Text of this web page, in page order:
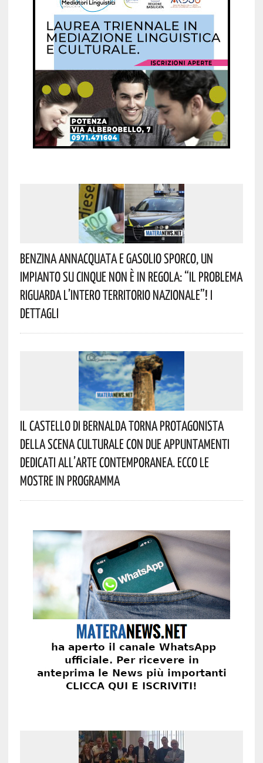
Benzina Annacquata E Gasolio Sporco, Un
Impianto Su Cinque Non È In Regola: “il Problema
Riguarda L’intero Territorio Nazionale”! I
Dettagli
Il Castello Di Bernalda Torna Protagonista
Della Scena Culturale Con Due Appuntamenti
Dedicati All’arte Contemporanea. Ecco Le
Mostre In Programma